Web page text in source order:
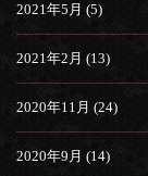
2021年5月 (5)
2021年2月 (13)
2020年11月 (24)
2020年9月 (14)